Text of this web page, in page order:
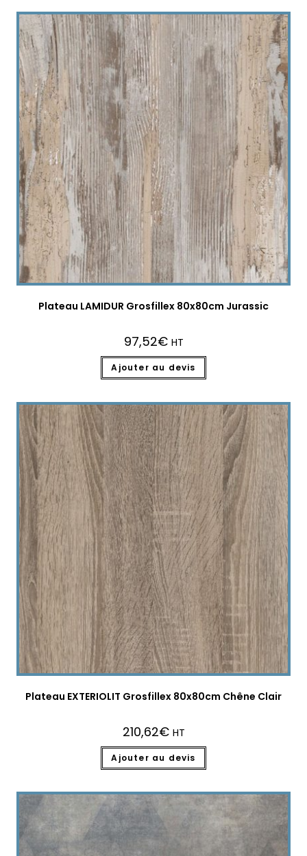
Plateau LAMIDUR Grosfillex 80x80cm Jurassic
97,52€ HT
Ajouter au devis
Plateau EXTERIOLIT Grosfillex 80x80cm Chêne Clair
210,62€ HT
Ajouter au devis